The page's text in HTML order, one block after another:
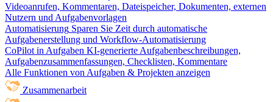
Videoanrufen, Kommentaren, Dateispeicher, Dokumenten, externen
Nutzern und Aufgabenvorlagen
Automatisierung Sparen Sie Zeit durch automatische
Aufgabenerstellung und Workflow-Automatisierung
CoPilot in Aufgaben KI-generierte Aufgabenbeschreibungen,
Aufgabenzusammenfassungen, Checklisten, Kommentare
Alle Funktionen von Aufgaben & Projekten anzeigen
Zusammenarbeit